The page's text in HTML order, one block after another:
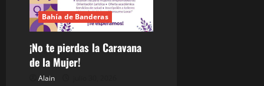
Bahía de Banderas
¡No te pierdas la Caravana
de la Mujer!
Alain